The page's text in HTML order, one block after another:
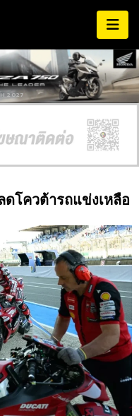
2027
ดโควต้ารถแข่งเหลือ